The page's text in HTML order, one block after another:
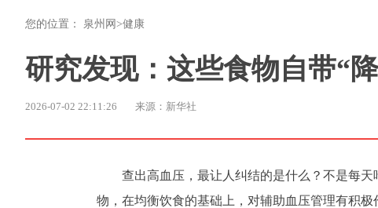
您的位置： 泉州网 >健康
研究发现：这些食物自带“
2026-07-02 22:11:26 来源：新华社
查出高血压，最让人纠结的是什么？不是每
物，在均衡饮食的基础上，对辅助血压管理有积极